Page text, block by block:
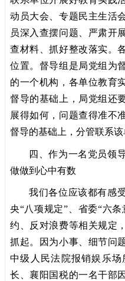
动员大会、专题民主生活
员深入查摆问题、严肃开
查材料、抓好整改落实。
位置。督导组是局党组为
的一个机构，各单位教育
督导的基础上，局党组还
展得如何，问题查得准不
督导的基础上，分管联系
四、作为一名党员领
做做到心中有数
我们各位应该都有感
央“八项规定”、省委“六
约、反对浪费等相关规定
抓起。因为小事、细节问
中级人民法院报销娱乐
长、襄阳国税的一名干部